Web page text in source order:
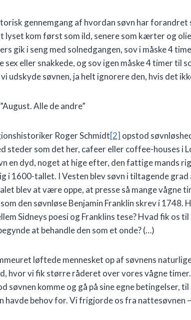
gennemgang af hvordan søvn har forandret
lyset kom først som ild, senere som kærter og
gik i seng med solnedgangen, sov i måske 4
sex eller snakkede, og sov igen måske 4 timer til
udskyde søvnen, ja helt ignorere den, hvis det
Alle de andre”
Roger Schmidt[2] opstod
steder som det her, cafeer eller coffee-houses i
en dyd, noget at hige efter, den fattige mands
i 1600-tallet. I Vesten blev søvn i tiltagende
blev at være oppe, at presse så mange vågne
den søvnløse Benjamin Franklin skrev i 1748.
Sidneys poesi og Franklins tese? Hvad fik os
at behandle den som et onde? (…)
løftede mennesket op af søvnens
hvor vi fik større råderet over vores vågne
søvnen komme og gå på sine egne betingelser,
havde behov for. Vi frigjorde os fra nattesøvnen